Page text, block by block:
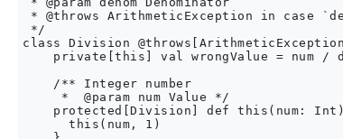
* @throws ArithmeticException in case
*/
class Division
private[this] val wrongValue = num /
    /** Integer number
     *  @param num Value */
protected[Division] def this(num:
      this(num, 1)